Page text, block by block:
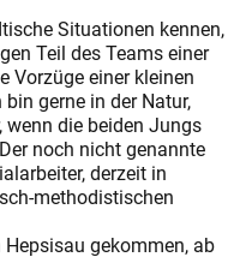
Situationen kennen,
Teil des Teams einer
Vorzüge einer kleinen
gerne in der Natur,
die beiden Jungs
noch nicht genannte
derzeit in
methodistischen
gekommen, ab